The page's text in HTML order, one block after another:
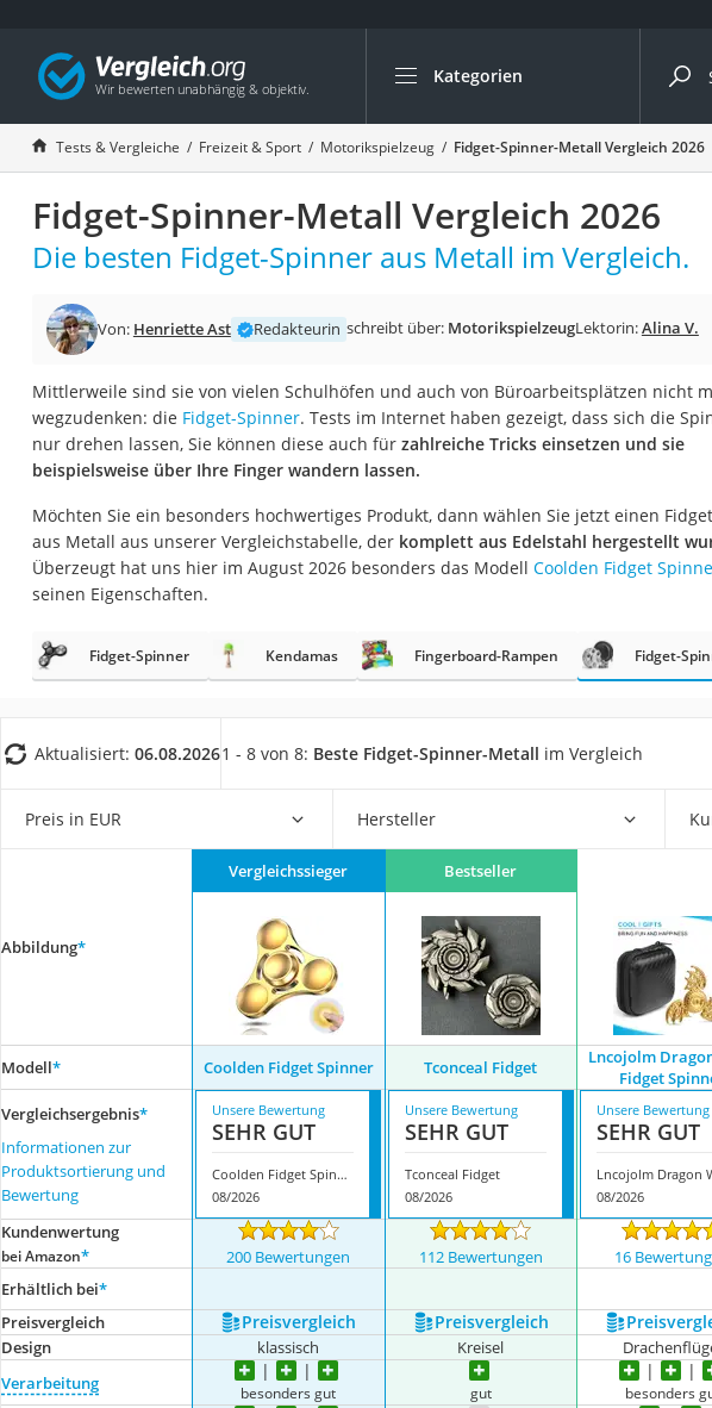
Kategorien
Die beliebtesten Vergleiche nach
Freizeit & Sport
Gartentrampolin
Trampolin
Metalldetektor
Trampolin 366 cm
Aluminium-Koffer
Futterboot
Air Bike
E-Bike-Dreirad
Trekkingschuhe Herren
Koffer
Faltschloss
Vibrationsplatte
Wanderschuhe Herren
Sicherheitsweste Reiten
Service
Tests & Vergleiche Freizeit & Sport Motorikspielzeug Fidget-Spinner-Metall Vergleich 2026
Fidget-Spinner-Metall Vergleich 2026
Die besten Fidget-Spinner aus Metall im Vergleich.
Von: Henriette Ast Redakteurin schreibt über: MotorikspielzeugLektorin:Alina V.
Mittlerweile sind sie von vielen Schulhöfen und auch von Büroarbeitsplätzen nicht
wegzudenken: die Fidget-Spinner. Tests im Internet haben gezeigt, dass sich die
nur drehen lassen, Sie können diese auch für zahlreiche Tricks einsetzen und sie
beispielsweise über Ihre Finger wandern lassen.
Möchten Sie ein besonders hochwertiges Produkt, dann wählen Sie jetzt einen
aus Metall aus unserer Vergleichstabelle, der komplett aus Edelstahl hergestellt
Überzeugt hat uns hier im August 2026 besonders das Modell Coolden Fidget
seinen Eigenschaften.
Fidget-Spinner Kendamas Fingerboard-Rampen Fidget-
Aktualisiert: 06.08.20261 - 8 von 8: Beste Fidget-Spinner-Metall im Vergleich
Preis in EUR Hersteller
Abbildung*
Vergleichssieger Bestseller
Modell* Coolden Fidget Spinner Tconceal Fidget
Lncojolm
Fidget
Vergleichsergebnis*
Informationen zur
Produktsortierung und
Bewertung
Unsere Bewertung
SEHR GUT
Coolden Fidget Spinner
08/2026
Unsere Bewertung
SEHR GUT
Tconceal Fidget
08/2026
Unsere Bewertung
SEHR GUT
08/2026
Kundenwertung
bei Amazon* 200 Bewertungen 112 Bewertungen 16
Erhältlich bei*
Preis­vergleich
Preis­vergleich Preis­vergleich
Design klassisch Kreisel
Verarbeitung
besonders gut gut besonders